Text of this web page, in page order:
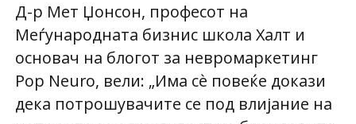
Д-р Мет Џонсон, професот на
Меѓународната бизнис школа Халт и
основач на блогот за невромаркетинг
Pop Neuro, вели: „Има сѐ повеќе докази
дека потрошувачите се под влијание на